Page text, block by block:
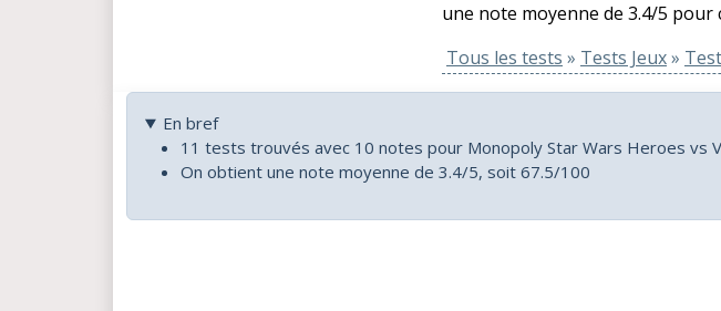
une note moyenne de 3.4/5
Tous les tests » Tests Jeux»
En bref
11 tests trouvés avec 10 notes pour Monopoly Star Wars Heroes vs
On obtient une note moyenne de 3.4/5, soit 67.5/100